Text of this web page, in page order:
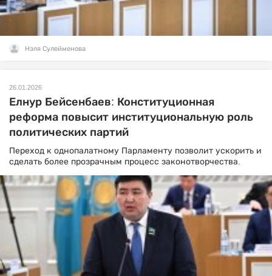
Нэля Сулейменова
26.01.2026
Елнур Бейсенбаев: Конституционная
реформа повысит институциональную роль
политических партий
Переход к однопалатному Парламенту позволит ускорить и
сделать более прозрачным процесс законотворчества.